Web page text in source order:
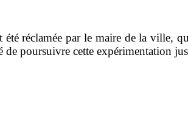
réclamée par le maire de la ville,
de poursuivre cette expérimentation